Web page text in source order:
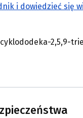
i dowiedzieć się
2,5,9-